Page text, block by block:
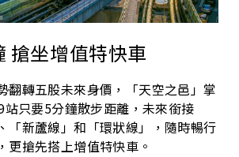
搶坐增值特快車
翻轉五股未來身價，「天空之邑」掌
站只要5分鐘散步距離，未來銜接
「新蘆線」和「環狀線」，隨時暢行
更搶先搭上增值特快車。